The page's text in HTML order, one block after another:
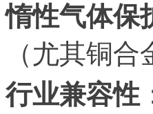
惰性气体保
（尤其铜
行业兼容性